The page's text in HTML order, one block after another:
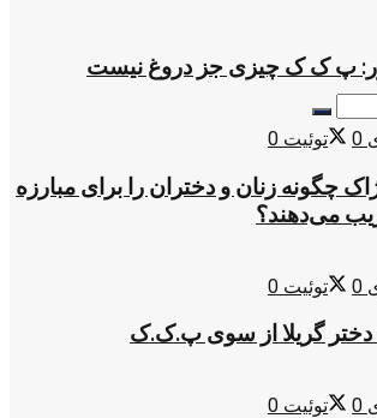
پ ک ک چیزی جز دروغ نیست
0 توئیت 0
چگونه زنان و دختران را برای مبارزه
می‌دهند؟
0 توئیت 0
دختر گریلا از سوی پ.ک.ک
0 توئیت 0